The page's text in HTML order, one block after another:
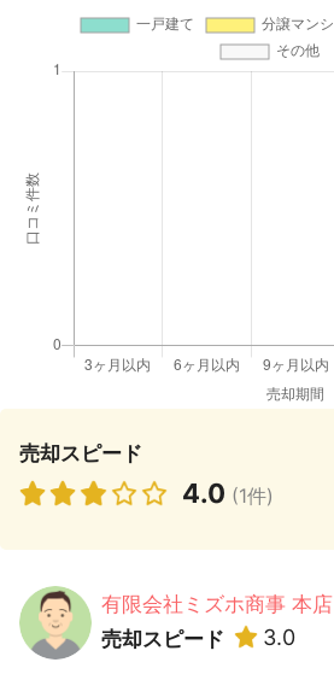
売却スピード
4.0 (1件)
有限会社ミズホ商事 本店
売却スピード
3.0